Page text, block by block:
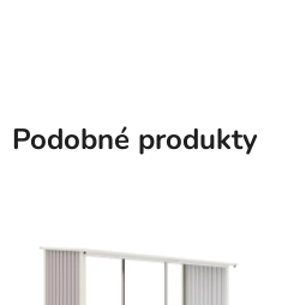
Podobné produkty